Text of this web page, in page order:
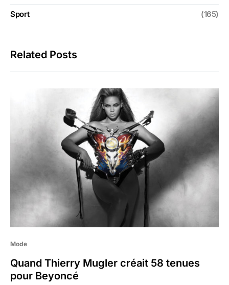
Sport (165)
Related Posts
Mode
Quand Thierry Mugler créait 58 tenues
pour Beyoncé